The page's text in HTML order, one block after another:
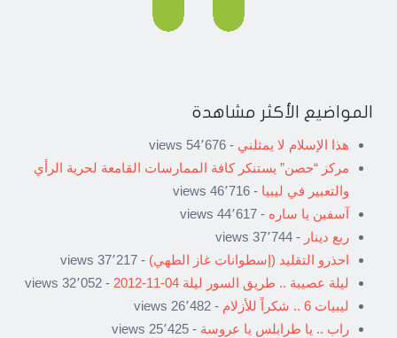
المواضيع الأكثر مشاهدة
هذا الإسلام لا يمثلني - 54٬676 views
مركز “حصن” يستنكر كافة الممارسات القامعة لحرية الرأي
والتعبير في ليبيا - 46٬716 views
آسفين يا ساره - 44٬617 views
ربع دينار - 37٬744 views
احذرو التقليد (إسطوانات غاز الطهي) - 37٬217 views
ليلة عصيبة .. طريق السور ليلة 04-11-2012
- 32٬052 views
ليبيات 6 .. شكراً للأزلام
- 26٬482 views
راب .. يا طرابلس يا عروسة - 25٬425 views